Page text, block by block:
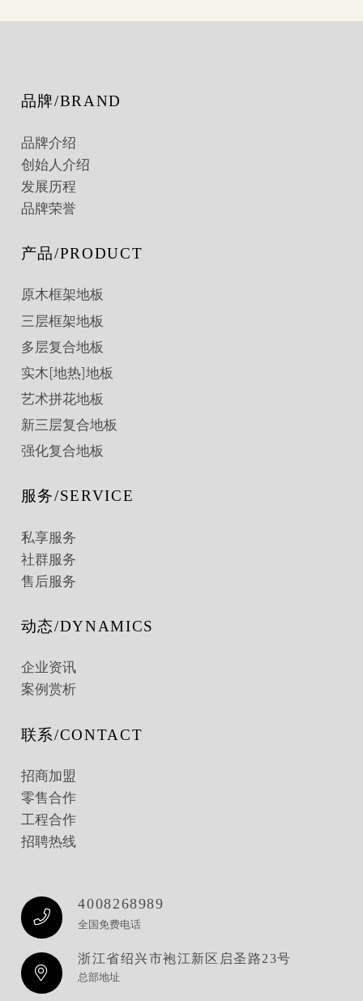
品牌/BRAND
品牌介绍
创始人介绍
发展历程
品牌荣誉
产品/PRODUCT
原木框架地板
三层框架地板
多层复合地板
实木[地热]地板
艺术拼花地板
新三层复合地板
强化复合地板
服务/SERVICE
私享服务
社群服务
售后服务
动态/DYNAMICS
企业资讯
案例赏析
联系/CONTACT
招商加盟
零售合作
工程合作
招聘热线
4008268989
全国免费电话
浙江省绍兴市袍江新区启圣路23号
总部地址